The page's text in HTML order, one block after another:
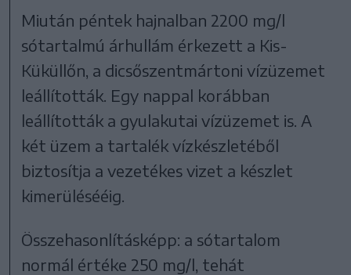
Miután péntek hajnalban 2200 mg/l
sótartalmú árhullám érkezett a Kis-
Küküllőn, a dicsőszentmártoni vízüzemet
leállították. Egy nappal korábban
leállították a gyulakutai vízüzemet is. A
két üzem a tartalék vízkészletéből
biztosítja a vezetékes vizet a készlet
kimerülésééig.
Összehasonlításképp: a sótartalom
normál értéke 250 mg/l, tehát